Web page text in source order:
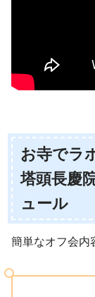
お寺でラ
塔頭長慶
ュール
簡単なオフ会内